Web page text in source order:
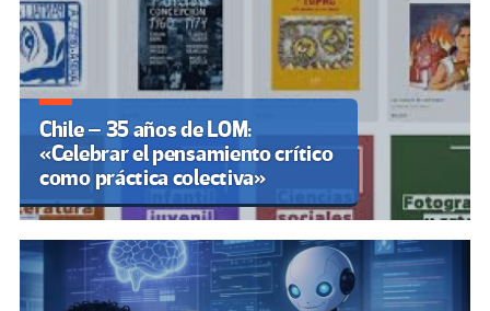
Chile – 35 años de LOM:
«Celebrar el pensamiento crítico
como práctica colectiva»